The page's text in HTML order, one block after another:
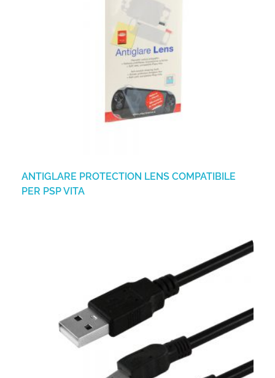
ANTIGLARE PROTECTION LENS COMPATIBILE
PER PSP VITA